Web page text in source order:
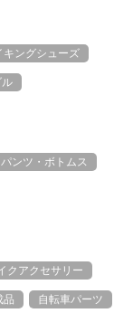
キングシューズ
ル
パンツ・ボトムス
クアクセサリー
品 自転車パーツ